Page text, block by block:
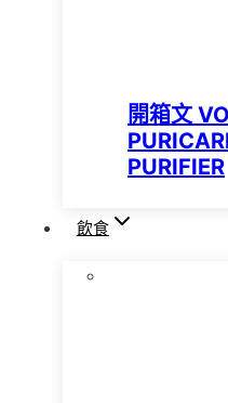
開箱文
PURIFIER
飲食